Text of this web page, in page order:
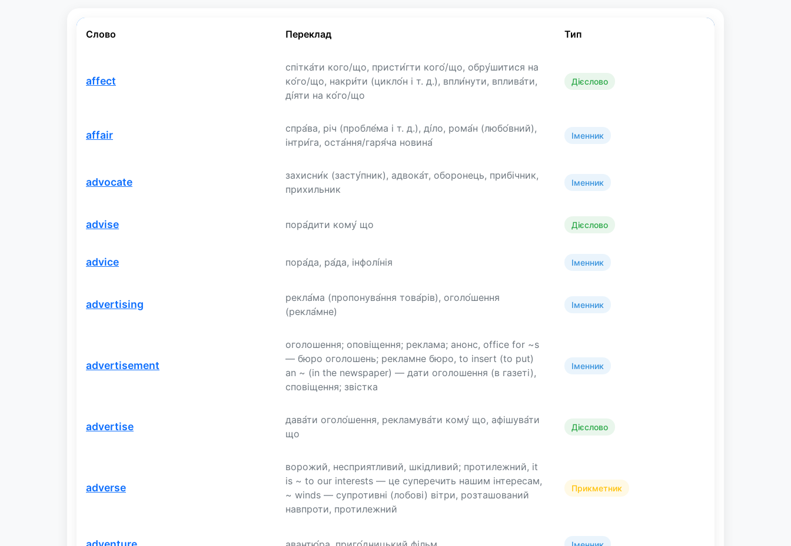
Слово Переклад Тип
affect
спітка́ти кого/що, присти́гти кого́/що, обру́шитися на
ко́го/що, накри́ти (цикло́н і т. д.), впли́нути, вплива́ти,
ді́яти на ко́го/що
Дієслово
affair
спра́ва, річ (пробле́ма і т. д.), ді́ло, рома́н (любо́вний),
інтри́га, оста́ння/гаря́ча новина́
Іменник
advocate
захисни́к (засту́пник), адвока́т, оборонець, прибічник,
прихильник
Іменник
advise пора́дити кому́ що Дієслово
advice пора́да, ра́да, інфолі́нія Іменник
advertising
рекла́ма (пропонува́ння това́рів), оголо́шення
(рекла́мне)
Іменник
advertisement
оголошення; оповіщення; реклама; анонс, office for ~s
— бюро оголошень; рекламне бюро, to insert (to put)
an ~ (in the newspaper) — дати оголошення (в газеті),
сповіщення; звістка
Іменник
advertise
дава́ти оголо́шення, рекламува́ти кому́ що, афішува́ти
що
Дієслово
adverse
ворожий, несприятливий, шкідливий; протилежний, it
is ~ to our interests — це суперечить нашим інтересам,
~ winds — супротивні (лобові) вітри, розташований
навпроти, протилежний
Прикметник